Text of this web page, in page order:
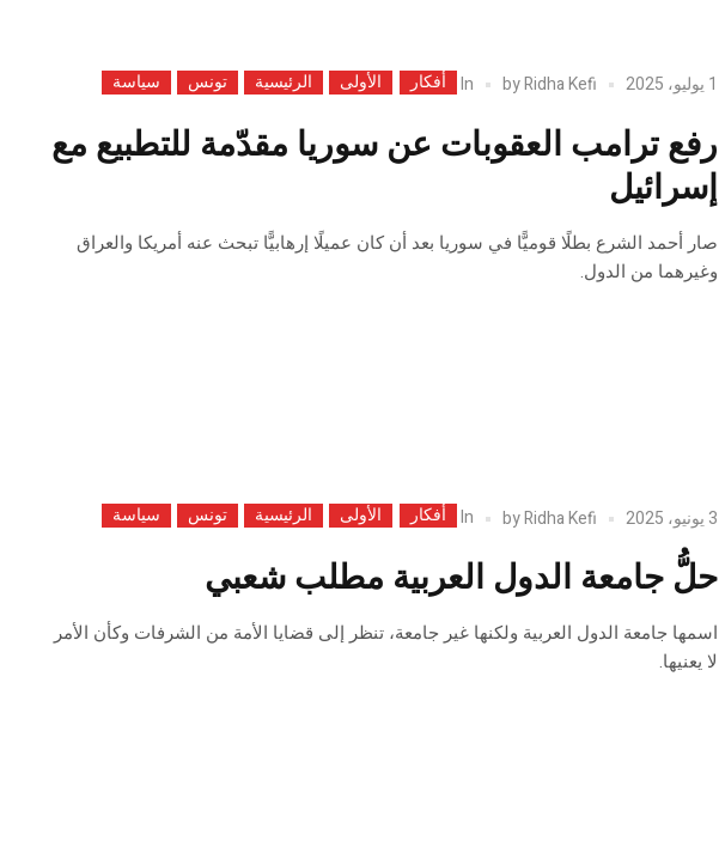
1 يوليو، 2025 byRidha Kefi
In أفكار الأولى الرئيسية تونس سياسة
رفع ترامب العقوبات عن سوريا مقدّمة للتطبيع مع
إسرائيل
صار أحمد الشرع بطلًا قوميًّا في سوريا بعد أن كان عميلًا إرهابيًّا تبحث عنه أمريكا والعراق
وغيرهما من الدول.
3 يونيو، 2025 byRidha Kefi
In أفكار الأولى الرئيسية تونس سياسة
حلُّ جامعة الدول العربية مطلب شعبي
اسمها جامعة الدول العربية ولكنها غير جامعة، تنظر إلى قضايا الأمة من الشرفات وكأن الأمر
لا يعنيها.